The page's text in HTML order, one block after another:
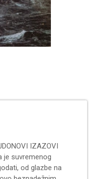
IZAZOVI
je suvremenog
od glazbe na